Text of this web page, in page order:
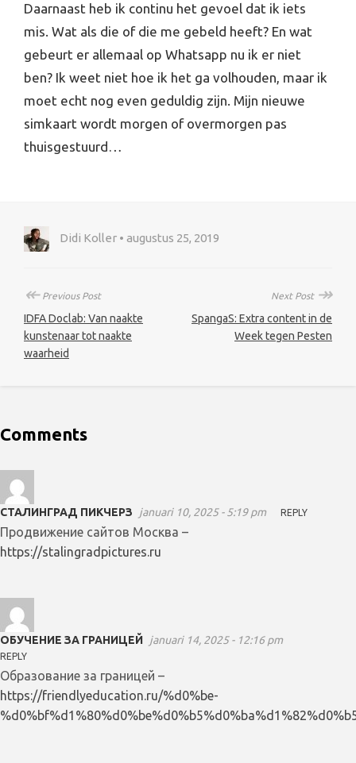
Daarnaast heb ik continu het gevoel dat ik iets
mis. Wat als die of die me gebeld heeft? En wat
gebeurt er allemaal op Whatsapp nu ik er niet
ben? Ik weet niet hoe ik het ga volhouden, maar ik
moet echt nog even geduldig zijn. Mijn nieuwe
simkaart wordt morgen of overmorgen pas
thuisgestuurd…
Didi Koller • augustus 25, 2019
↞Previous Post
IDFA Doclab: Van naakte
kunstenaar tot naakte
waarheid
Next Post ↠
SpangaS: Extra content in de
Week tegen Pesten
Comments
СТАЛИНГРАД ПИКЧЕРЗ januari 10, 2025 - 5:19 pm REPLY
Продвижение сайтов Москва –
https://stalingradpictures.ru
ОБУЧЕНИЕ ЗА ГРАНИЦЕЙ januari 14, 2025 - 12:16 pm
REPLY
Образование за границей –
https://friendlyeducation.ru/%d0%be-